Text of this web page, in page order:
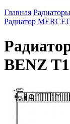
Главная Радиаторы
Радиатор
BENZ